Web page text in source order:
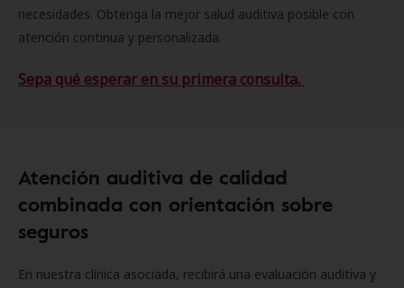
necesidades. Obtenga la mejor salud auditiva posible con
atención continua y personalizada.
Sepa qué esperar en su primera consulta.
Atención auditiva de calidad
combinada con orientación sobre
seguros
En nuestra clínica asociada, recibirá una evaluación auditiva y